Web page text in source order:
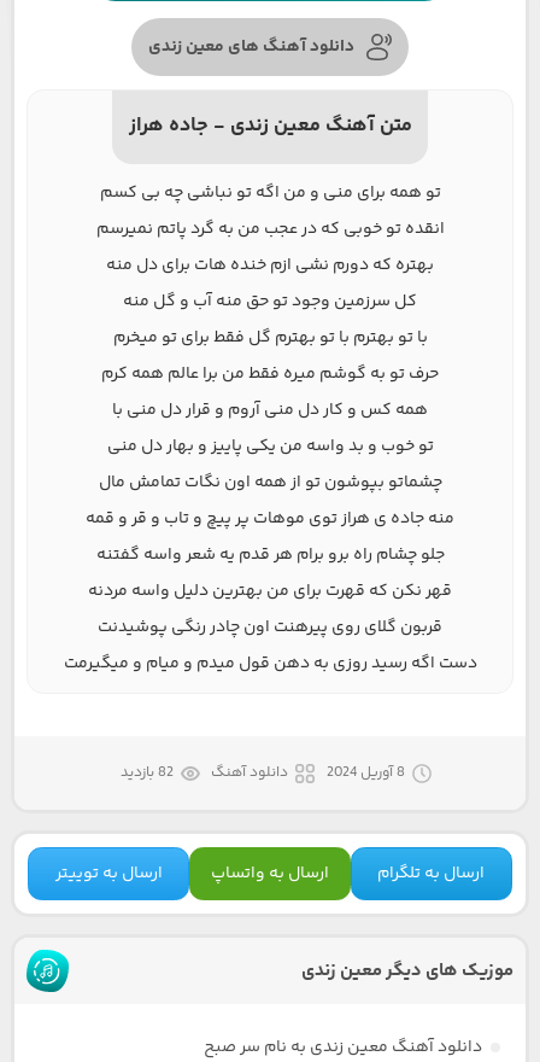
دانلود آهنگ های معین زندی
متن آهنگ معین زندی - جاده هراز
تو همه برای منی و من اگه تو نباشی چه بی کسم
انقده تو خوبی که در عجب من به گرد پاتم نمیرسم
بهتره که دورم نشی ازم خنده هات برای دل منه
کل سرزمین وجود تو حق منه آب و گل منه
با تو بهترم با تو بهترم گل فقط برای تو میخرم
حرف تو به گوشم میره فقط من برا عالم همه کرم
همه کس و کار دل منی آروم و قرار دل منی با
تو خوب و بد واسه من یکی پاییز و بهار دل منی
چشماتو بپوشون تو از همه اون نگات تمامش مال
منه جاده ی هراز توی موهات پر پیچ و تاب و قر و قمه
جلو چشام راه برو برام هر قدم یه شعر واسه گفتنه
قهر نکن که قهرت برای من بهترین دلیل واسه مردنه
قربون گلای روی پیرهنت اون چادر رنگی پوشیدنت
دست اگه رسید روزی به دهن قول میدم و میام و میگیرمت
8 آوریل 2024 دانلود آهنگ 82 بازدید
ارسال به تلگرام ارسال به واتساپ ارسال به توییتر
موزیک های دیگر معین زندی
دانلود آهنگ معین زندی به نام سر صبح